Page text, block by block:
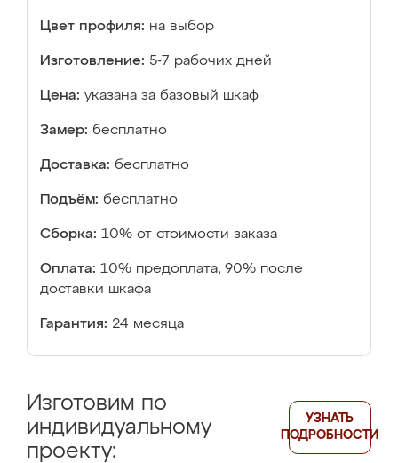
Цвет профиля: на выбор
Изготовление: 5-7 рабочих дней
Цена: указана за базовый шкаф
Замер: бесплатно
Доставка: бесплатно
Подъём: бесплатно
Сборка: 10% от стоимости заказа
Оплата: 10% предоплата, 90% после
доставки шкафа
Гарантия: 24 месяца
Изготовим по
индивидуальному
проекту:
УЗНАТЬ
ПОДРОБНОСТИ